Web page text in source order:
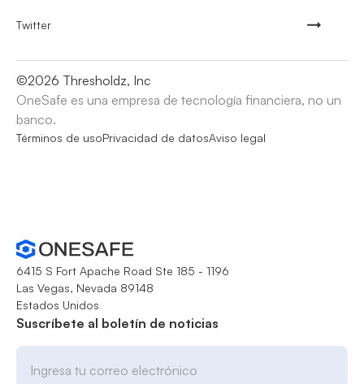
Twitter
©2026 Thresholdz, Inc
OneSafe es una empresa de tecnología financiera, no un
banco.
Términos de usoPrivacidad de datosAviso legal
6415 S Fort Apache Road Ste 185 - 1196
Las Vegas, Nevada 89148
Estados Unidos
Suscríbete al boletín de noticias